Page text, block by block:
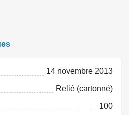
14 novembre 2013
Relié (cartonné)
100